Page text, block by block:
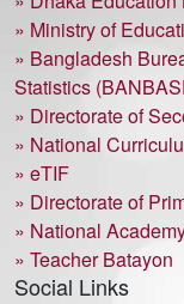
» Ministry of
» Bangladesh
Statistics
» Directorate of
» National
» eTIF
» Directorate of
» National
» Teacher Batayon
Social Links